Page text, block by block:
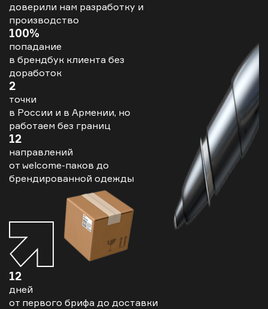
доверили нам разработку и
производство
100%
попадание
в брендбук клиента без
доработок
2
точки
в России и в Армении, но
работаем без границ
12
направлений
от welcome-паков до
брендированной одежды
12
дней
от первого брифа до доставки